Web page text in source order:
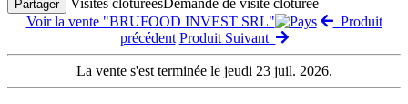
Partager
Voir la vente "BRUFOOD INVEST SRL"
Produit
précédent Produit Suivant
La vente s'est terminée le jeudi 23 juil. 2026.